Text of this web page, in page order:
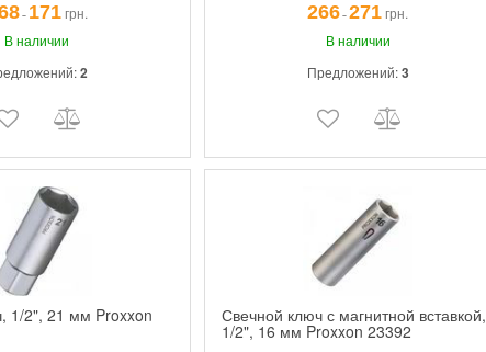
¯171грн.
В наличии
2
266¯271грн.
В наличии
Предложений:3
1/2", 21 мм Proxxon Свечной ключ с магнитной вставкой,
1/2", 16 мм Proxxon 23392